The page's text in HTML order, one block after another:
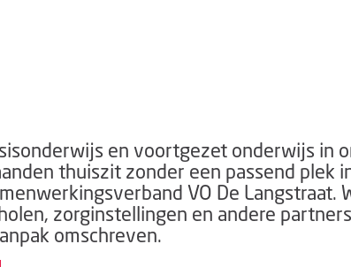
en voortgezet onderwijs in
thuiszit zonder een passend plek
VO De Langstraat.
zorginstellingen en andere
omschreven.